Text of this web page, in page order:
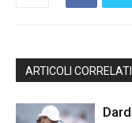
ARTICOLI CORRELATI